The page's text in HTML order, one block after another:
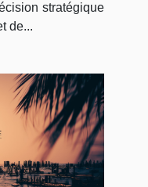
stratégique
de...